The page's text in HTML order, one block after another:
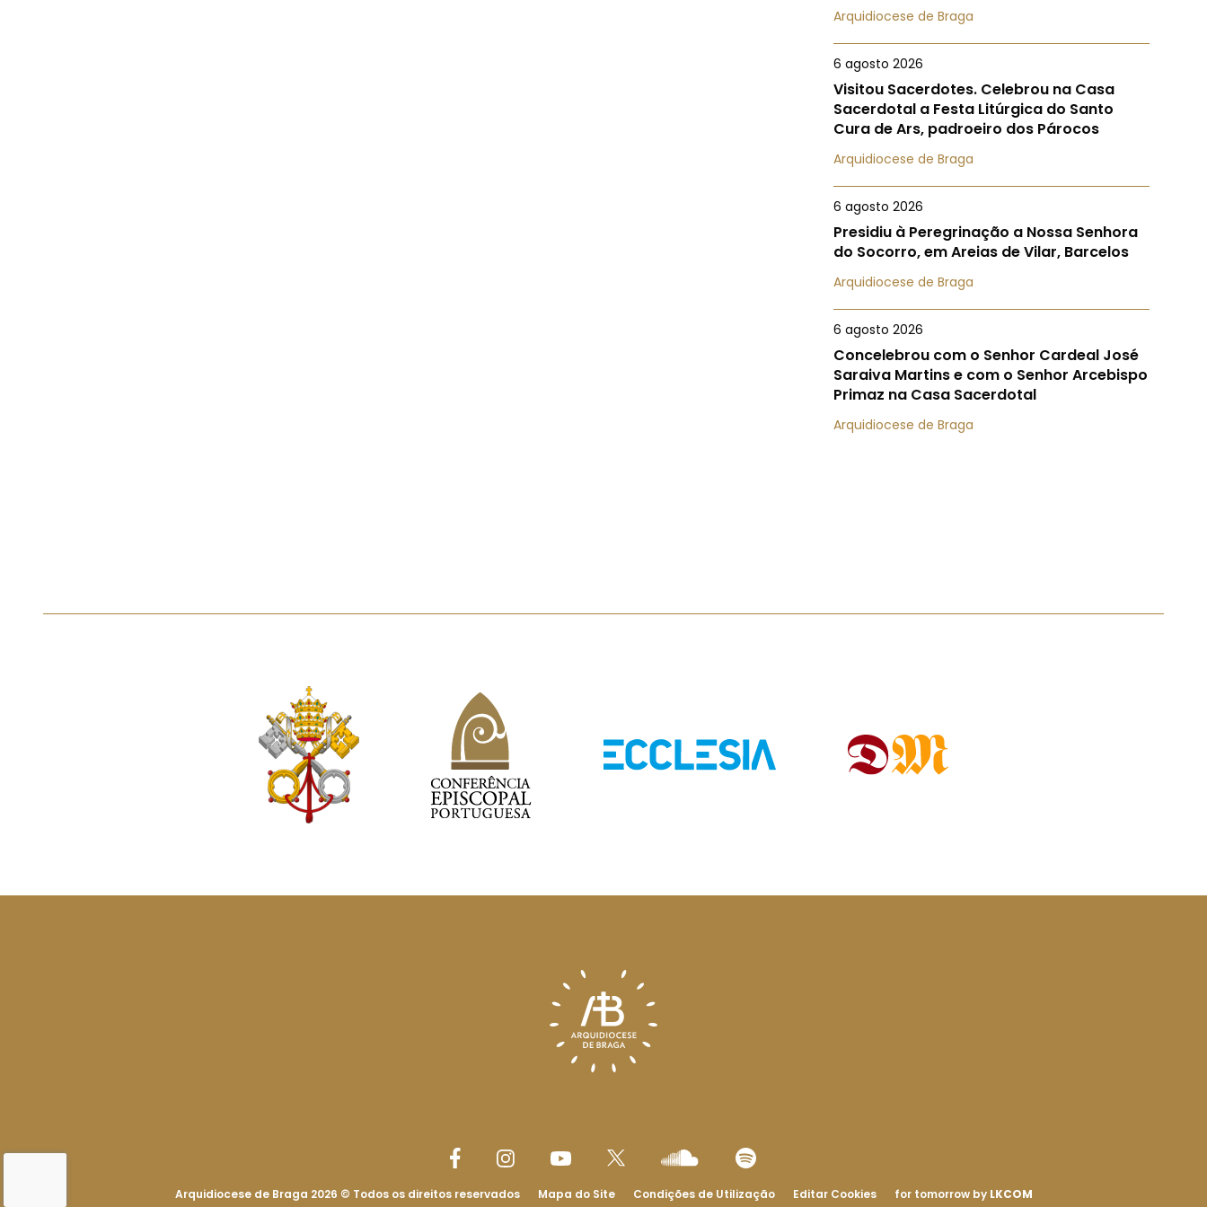
Arquidiocese de Braga
6 agosto 2026
Visitou Sacerdotes. Celebrou na Casa
Sacerdotal a Festa Litúrgica do Santo
Cura de Ars, padroeiro dos Párocos
Arquidiocese de Braga
6 agosto 2026
Presidiu à Peregrinação a Nossa Senhora
do Socorro, em Areias de Vilar, Barcelos
Arquidiocese de Braga
6 agosto 2026
Concelebrou com o Senhor Cardeal José
Saraiva Martins e com o Senhor Arcebispo
Primaz na Casa Sacerdotal
Arquidiocese de Braga
Arquidiocese de Braga 2026 © Todos os direitos reservados Mapa do Site Condições de Utilização Editar Cookies for tomorrow by LKCOM